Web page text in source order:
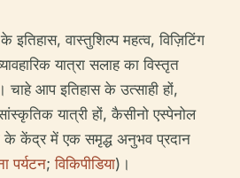
इतिहास, वास्तुशिल्प महत्व, विज़िटिंग
यात्रा सलाह का विस्तृत
आप इतिहास के उत्साही हों,
यात्री हों, कैसीनो एस्पेनोल
के केंद्र में एक समृद्ध अनुभव प्रदान
पर्यटन;विकिपीडिया)।